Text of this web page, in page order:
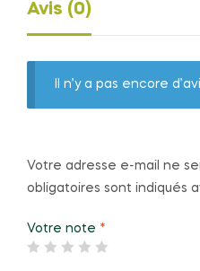
Avis (0)
Il n’y a pas encore
Votre adresse e-mail ne
obligatoires sont indiqués
Votre note *